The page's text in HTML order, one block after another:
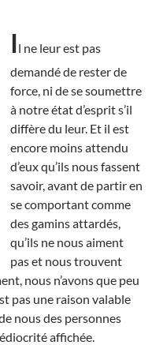
Il ne leur est pas
demandé de rester de
force, ni de se soumettre
à notre état d’esprit s’il
diffère du leur. Et il est
encore moins attendu
d’eux qu’ils nous fassent
savoir, avant de partir en
se comportant comme
des gamins attardés,
qu’ils ne nous aiment
pas et nous trouvent
nous n’avons que peu
pas une raison valable
nous des personnes
affichée.